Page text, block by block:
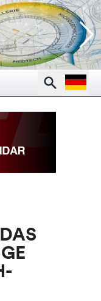
Search
Open